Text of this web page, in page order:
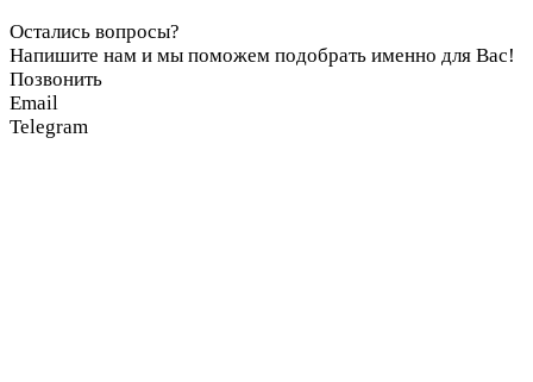
Остались вопросы?
Напишите нам и мы поможем подобрать именно для Вас!
Позвонить
Email
Telegram